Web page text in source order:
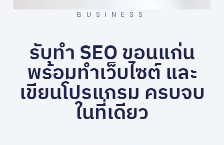
BUSINESS
รับทำ SEO ขอนแก่น
พร้อมทำเว็บไซต์ และ
เขียนโปรแกรม ครบจบ
ในที่เดียว